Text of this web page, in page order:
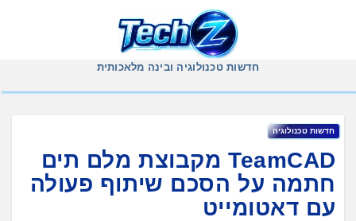
חדשות טכנולוגיה ובינה מלאכותית
חדשות טכנולוגיה
TeamCAD מקבוצת מלם תים
חתמה על הסכם שיתוף פעולה
עם דאטומייט